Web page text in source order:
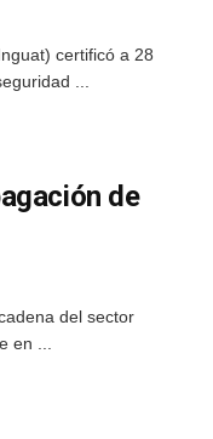
certificó a 28
...
de
del sector
en ...